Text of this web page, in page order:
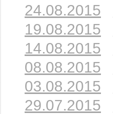
24.08.2015
19.08.2015
14.08.2015
08.08.2015
03.08.2015
29.07.2015